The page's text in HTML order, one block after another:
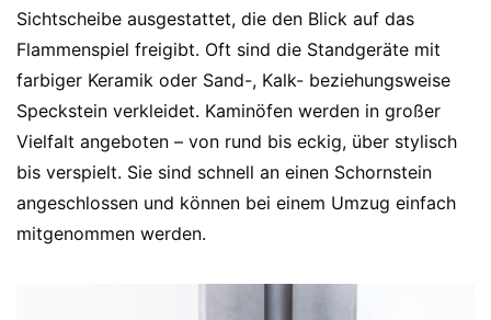
Sichtscheibe ausgestattet, die den Blick auf das
Flammenspiel freigibt. Oft sind die Standgeräte mit
farbiger Keramik oder Sand-, Kalk- beziehungsweise
Speckstein verkleidet. Kaminöfen werden in großer
Vielfalt angeboten – von rund bis eckig, über stylisch
bis verspielt. Sie sind schnell an einen Schornstein
angeschlossen und können bei einem Umzug einfach
mitgenommen werden.